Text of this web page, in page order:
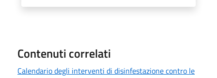
Contenuti correlati
Calendario degli interventi di disinfestazione contro le